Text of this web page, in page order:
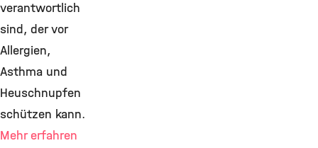
verantwortlich
sind, der vor
Allergien,
Asthma und
Heuschnupfen
schützen kann.
Mehr erfahren